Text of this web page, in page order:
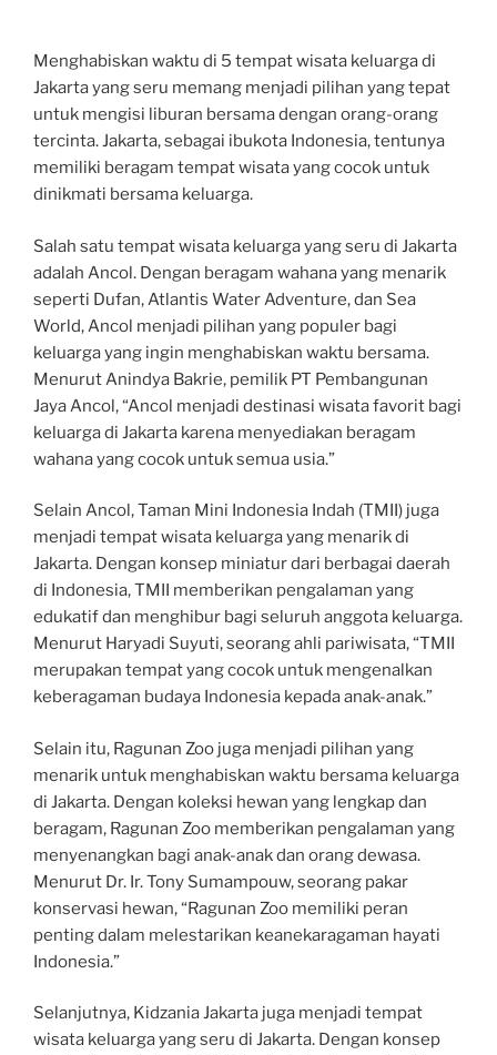
Menghabiskan waktu di 5 tempat wisata keluarga di
Jakarta yang seru memang menjadi pilihan yang tepat
untuk mengisi liburan bersama dengan orang-orang
tercinta. Jakarta, sebagai ibukota Indonesia, tentunya
memiliki beragam tempat wisata yang cocok untuk
dinikmati bersama keluarga.
Salah satu tempat wisata keluarga yang seru di Jakarta
adalah Ancol. Dengan beragam wahana yang menarik
seperti Dufan, Atlantis Water Adventure, dan Sea
World, Ancol menjadi pilihan yang populer bagi
keluarga yang ingin menghabiskan waktu bersama.
Menurut Anindya Bakrie, pemilik PT Pembangunan
Jaya Ancol, “Ancol menjadi destinasi wisata favorit bagi
keluarga di Jakarta karena menyediakan beragam
wahana yang cocok untuk semua usia.”
Selain Ancol, Taman Mini Indonesia Indah (TMII) juga
menjadi tempat wisata keluarga yang menarik di
Jakarta. Dengan konsep miniatur dari berbagai daerah
di Indonesia, TMII memberikan pengalaman yang
edukatif dan menghibur bagi seluruh anggota keluarga.
Menurut Haryadi Suyuti, seorang ahli pariwisata, “TMII
merupakan tempat yang cocok untuk mengenalkan
keberagaman budaya Indonesia kepada anak-anak.”
Selain itu, Ragunan Zoo juga menjadi pilihan yang
menarik untuk menghabiskan waktu bersama keluarga
di Jakarta. Dengan koleksi hewan yang lengkap dan
beragam, Ragunan Zoo memberikan pengalaman yang
menyenangkan bagi anak-anak dan orang dewasa.
Menurut Dr. Ir. Tony Sumampouw, seorang pakar
konservasi hewan, “Ragunan Zoo memiliki peran
penting dalam melestarikan keanekaragaman hayati
Indonesia.”
Selanjutnya, Kidzania Jakarta juga menjadi tempat
wisata keluarga yang seru di Jakarta. Dengan konsep